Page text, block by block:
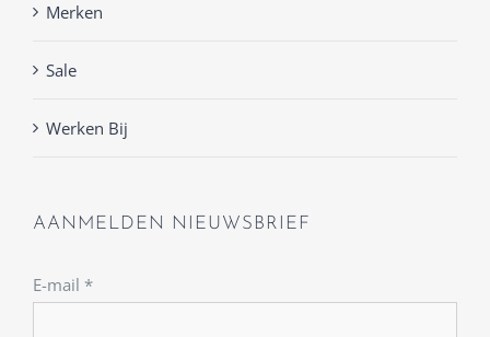
Merken
Sale
Werken Bij
AANMELDEN NIEUWSBRIEF
E-mail *